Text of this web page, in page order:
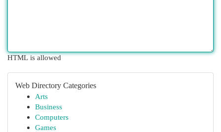
HTML is allowed
Web Directory Categories
Arts
Business
Computers
Games